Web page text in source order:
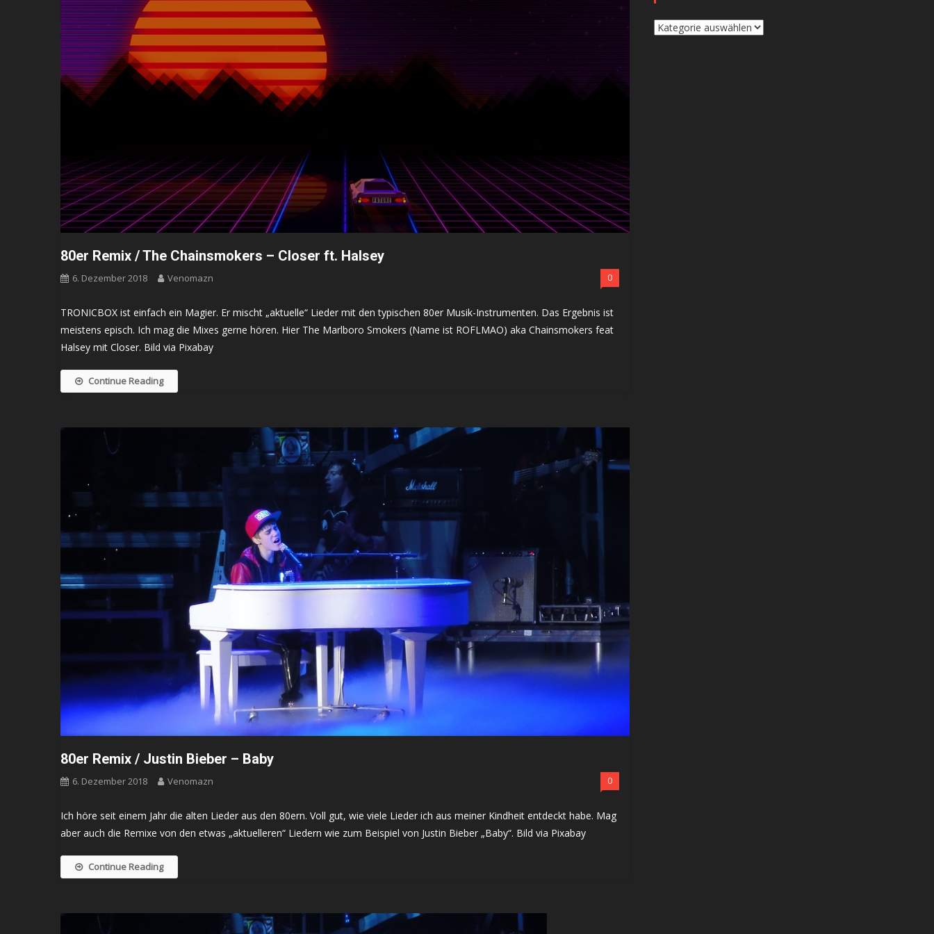
80er Remix / The Chainsmokers – Closer ft. Halsey
6. Dezember 2018 Venomazn 0
TRONICBOX ist einfach ein Magier. Er mischt „aktuelle“ Lieder mit den typischen 80er Musik-Instrumenten. Das Ergebnis ist
meistens episch. Ich mag die Mixes gerne hören. Hier The Marlboro Smokers (Name ist ROFLMAO) aka Chainsmokers feat
Halsey mit Closer. Bild via Pixabay
Continue Reading
80er Remix / Justin Bieber – Baby
6. Dezember 2018 Venomazn 0
Ich höre seit einem Jahr die alten Lieder aus den 80ern. Voll gut, wie viele Lieder ich aus meiner Kindheit entdeckt habe. Mag
aber auch die Remixe von den etwas „aktuelleren“ Liedern wie zum Beispiel von Justin Bieber „Baby“. Bild via Pixabay
Continue Reading
Kategorien